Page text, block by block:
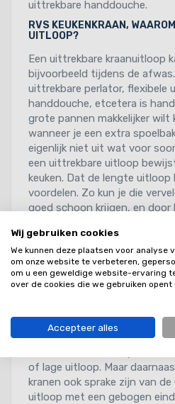
uittrekbare handdouche.
RVS KEUKENKRAAN,
UITLOOP?
Een uittrekbare kraanuitloop
bijvoorbeeld tijdens de
uittrekbare perlator, flexibele
handdouche, etcetera is
grote pannen makkelijker
wanneer je een extra
eigenlijk niet uit wat voor
een uittrekbare uitloop
keuken. Dat de lengte
voordelen. Zo kun je die
goed schoon krijgen, en
RVS
verschillende
RVS keukenkranen kunnen
uitlopen hebben. Zo kan er bij
of lage uitloop. Maar
kranen ook sprake zijn van
uitloop met een gebogen
Wij gebruiken cookies
We kunnen deze plaatsen voor analyse
om onze website te verbeteren,
om u een geweldige website-ervaring
over de cookies die we gebruiken opent
Accepteer alles